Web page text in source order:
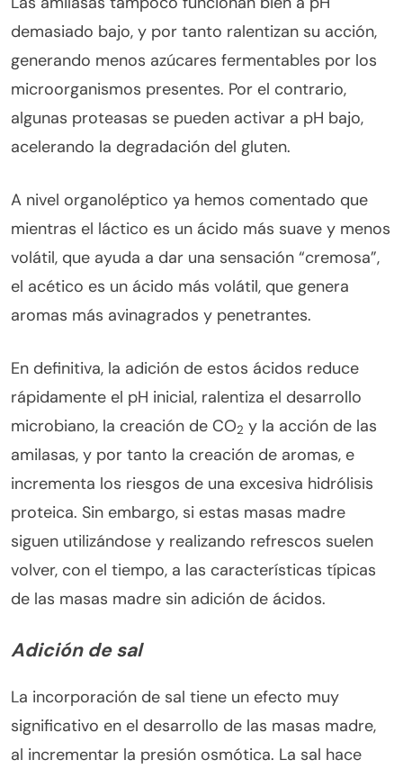
demasiado bajo, y por tanto ralentizan su acción,
generando menos azúcares fermentables por los
microorganismos presentes. Por el contrario,
algunas proteasas se pueden activar a pH bajo,
acelerando la degradación del gluten.
A nivel organoléptico ya hemos comentado que
mientras el láctico es un ácido más suave y menos
volátil, que ayuda a dar una sensación “cremosa”,
el acético es un ácido más volátil, que genera
aromas más avinagrados y penetrantes.
En definitiva, la adición de estos ácidos reduce
rápidamente el pH inicial, ralentiza el desarrollo
microbiano, la creación de CO2 y la acción de las
amilasas, y por tanto la creación de aromas, e
incrementa los riesgos de una excesiva hidrólisis
proteica. Sin embargo, si estas masas madre
siguen utilizándose y realizando refrescos suelen
volver, con el tiempo, a las características típicas
de las masas madre sin adición de ácidos.
Adición de sal
La incorporación de sal tiene un efecto muy
significativo en el desarrollo de las masas madre,
al incrementar la presión osmótica. La sal hace